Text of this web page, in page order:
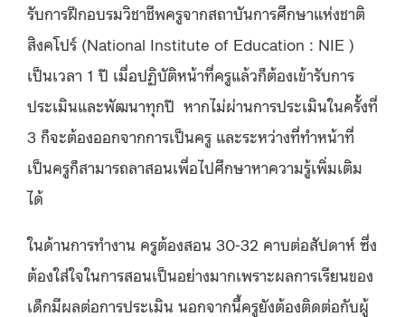
รับการฝึกอบรมวิชาชีพครูจากสถาบันการศึกษาแห่งชาติ
สิงคโปร์ (National Institute of Education : NIE )
เป็นเวลา 1 ปี เมื่อปฏิบัติหน้าที่ครูแล้วก็ต้องเข้ารับการ
ประเมินและพัฒนาทุกปี หากไม่ผ่านการประเมินในครั้งที่
3 ก็จะต้องออกจากการเป็นครู และระหว่างที่ทำหน้าที่
เป็นครูก็สามารถลาสอนเพื่อไปศึกษาหาความรู้เพิ่มเติม
ได้
ในด้านการทำงาน ครูต้องสอน 30-32 คาบต่อสัปดาห์ ซึ่ง
ต้องใส่ใจในการสอนเป็นอย่างมากเพราะผลการเรียนของ
เด็กมีผลต่อการประเมิน นอกจากนี้ครูยังต้องติดต่อกับผู้